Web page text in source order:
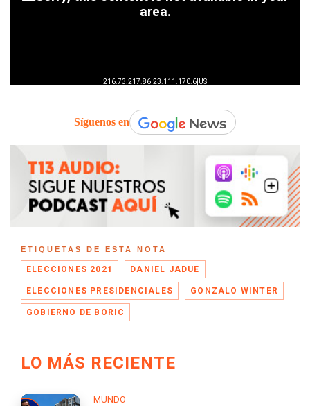
Síguenos en
ETIQUETAS DE ESTA NOTA
ELECCIONES 2021 DANIEL JADUE
ELECCIONES PRESIDENCIALES GONZALO WINTER
GOBIERNO DE BORIC
LO MÁS RECIENTE
MUNDO